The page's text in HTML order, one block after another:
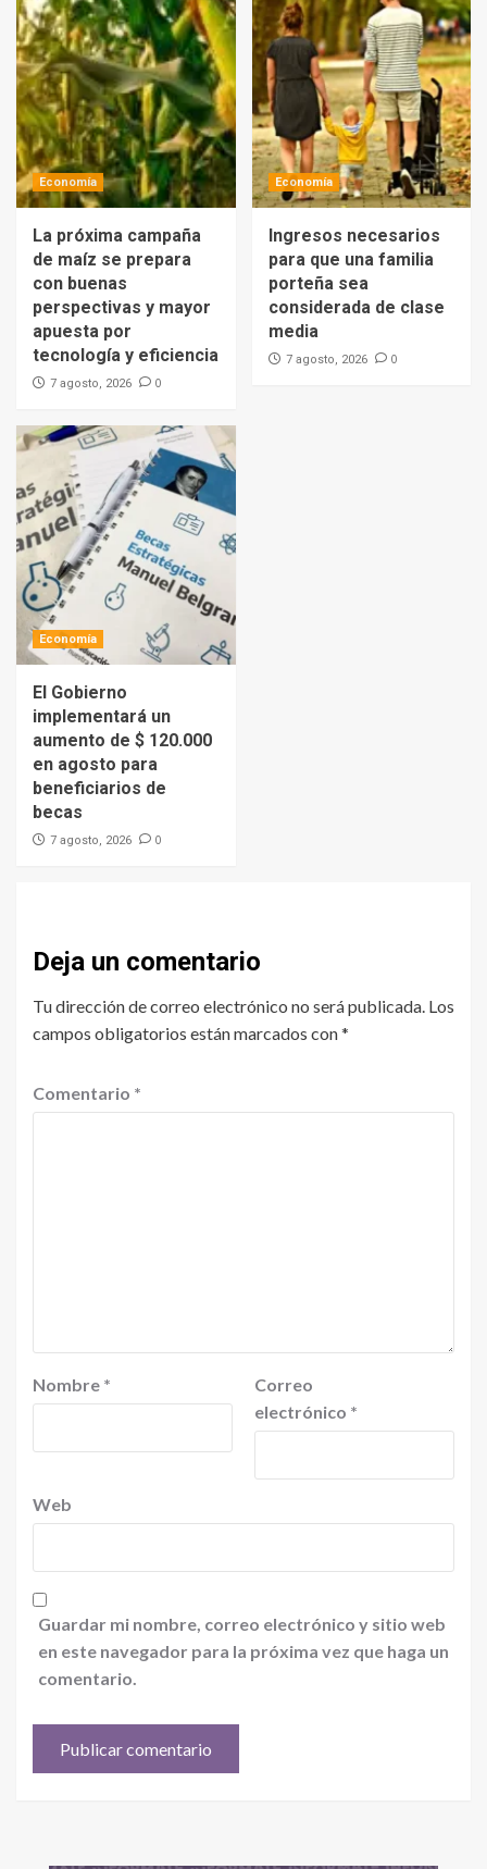
Economía
La próxima campaña
de maíz se prepara
con buenas
perspectivas y mayor
apuesta por
tecnología y eficiencia
7 agosto, 2026 0
Economía
Ingresos necesarios
para que una familia
porteña sea
considerada de clase
media
7 agosto, 2026 0
Economía
El Gobierno
implementará un
aumento de $ 120.000
en agosto para
beneficiarios de
becas
7 agosto, 2026 0
Deja un comentario
Tu dirección de correo electrónico no será publicada. Los
campos obligatorios están marcados con*
Comentario *
Nombre *
Correo
electrónico *
Web
Guardar mi nombre, correo electrónico y sitio web
en este navegador para la próxima vez que haga un
comentario.